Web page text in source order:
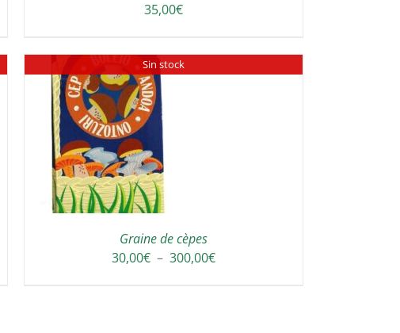
35,00€
Sin stock
Graine de cèpes
30,00€ – 300,00€Plage